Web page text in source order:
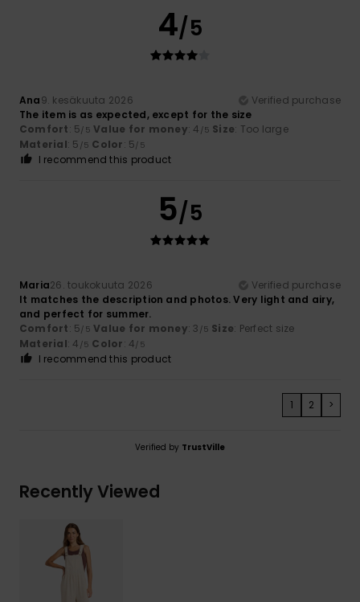
4/5
Ana9. kesäkuuta 2026
Verified purchase
The item is as expected, except for the size
Comfort: 5/5 Value for money: 4 /5 Size: Too large
Material: 5 /5 Color: 5/5
I recommend this product
5/5
Maria26. toukokuuta 2026
Verified purchase
It matches the description and photos. Very light and airy,
and perfect for summer.
Comfort: 5/5 Value for money: 3 /5 Size: Perfect size
Material: 4 /5 Color: 4/5
I recommend this product
1 2 >
Verified by TrustVille
Recently Viewed